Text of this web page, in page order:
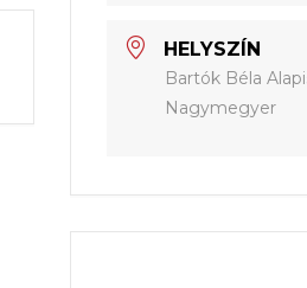
HELYSZÍN
Bartók Béla
Nagymegyer